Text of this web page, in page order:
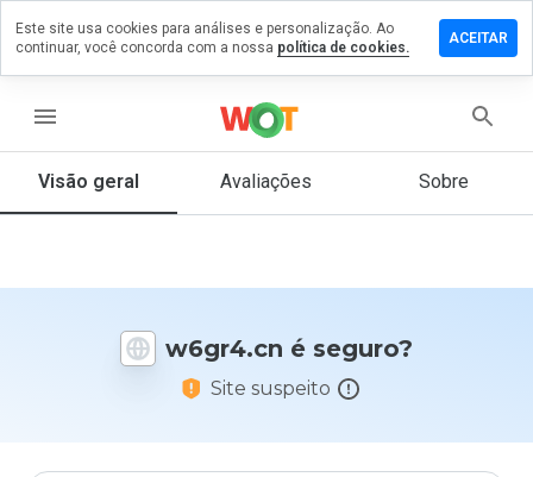
menu
Visão geral Avaliações Sobre
w6gr4.cn é seguro?
Site suspeito
um
que
Este site usa cookies para análises e personalização. Ao
continuar, você concorda com a nossa política de cookies.
ACEITAR